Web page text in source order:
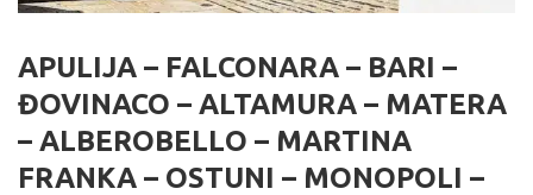
APULIJA – FALCONARA – BARI –
ĐOVINACO – ALTAMURA – MATERA
– ALBEROBELLO – MARTINA
FRANKA – OSTUNI – MONOPOLI –